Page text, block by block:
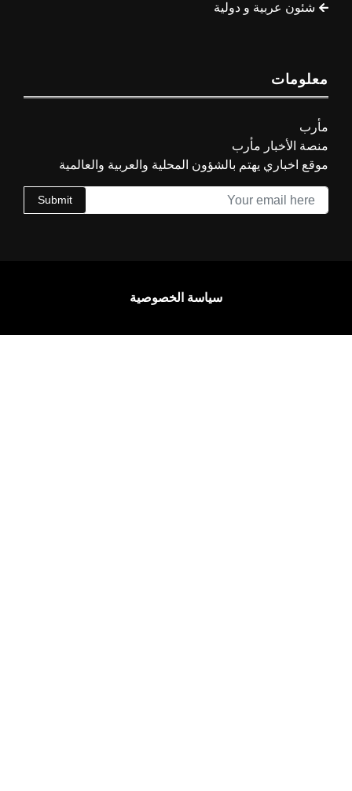
شئون عربية و دولية
الأخبار مأرب
اخباري يهتم بالشؤون المحلية والعربية والعالمية
سياسة الخصوصية